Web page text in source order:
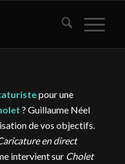
pour une
? Guillaume Néel
de vos objectifs.
en direct
intervient sur Cholet